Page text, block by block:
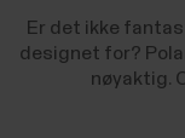
Er det ikke
designet for?
nøyaktig.